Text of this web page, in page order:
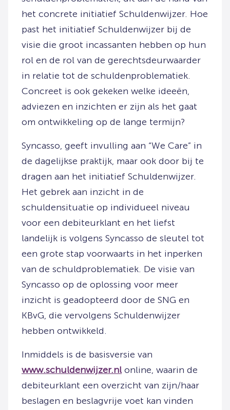
het concrete initiatief Schuldenwijzer. Hoe
past het initiatief Schuldenwijzer bij de
visie die groot incassanten hebben op hun
rol en de rol van de gerechtsdeurwaarder
in relatie tot de schuldenproblematiek.
Concreet is ook gekeken welke ideeën,
adviezen en inzichten er zijn als het gaat
om ontwikkeling op de lange termijn?
Syncasso, geeft invulling aan “We Care” in
de dagelijkse praktijk, maar ook door bij te
dragen aan het initiatief Schuldenwijzer.
Het gebrek aan inzicht in de
schuldensituatie op individueel niveau
voor een debiteurklant en het liefst
landelijk is volgens Syncasso de sleutel tot
een grote stap voorwaarts in het inperken
van de schuldproblematiek. De visie van
Syncasso op de oplossing voor meer
inzicht is geadopteerd door de SNG en
KBvG, die vervolgens Schuldenwijzer
hebben ontwikkeld.
Inmiddels is de basisversie van
www.schuldenwijzer.nl online, waarin de
debiteurklant een overzicht van zijn/haar
beslagen en beslagvrije voet kan vinden